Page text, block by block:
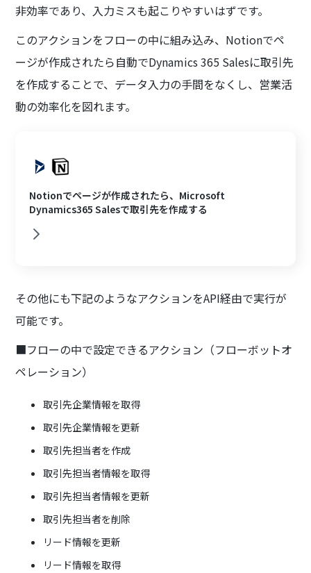
非効率であり、入力ミスも起こりやすいはずです。
このアクションをフローの中に組み込み、Notionでペ
ージが作成されたら自動でDynamics 365 Salesに取引先
を作成することで、データ入力の手間をなくし、営業活
動の効率化を図れます。
Notionでページが作成されたら、Microsoft
Dynamics365 Salesで取引先を作成する
その他にも下記のようなアクションをAPI経由で実行が
可能です。
■フローの中で設定できるアクション（フローボットオ
ペレーション）
取引先企業情報を取得
取引先企業情報を更新
取引先担当者を作成
取引先担当者情報を取得
取引先担当者情報を更新
取引先担当者を削除
リード情報を更新
リード情報を取得